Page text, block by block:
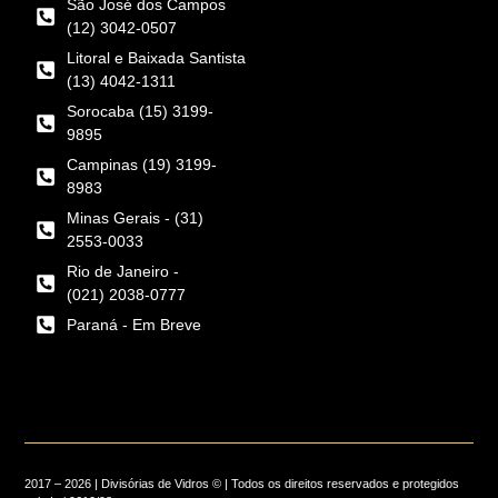
São José dos Campos
(12) 3042-0507
Litoral e Baixada Santista
(13) 4042-1311
Sorocaba (15) 3199-
9895
Campinas (19) 3199-
8983
Minas Gerais - (31)
2553-0033
Rio de Janeiro -
(021) 2038-0777
Paraná - Em Breve
2017 – 2026 | Divisórias de Vidros © | Todos os direitos reservados e protegidos